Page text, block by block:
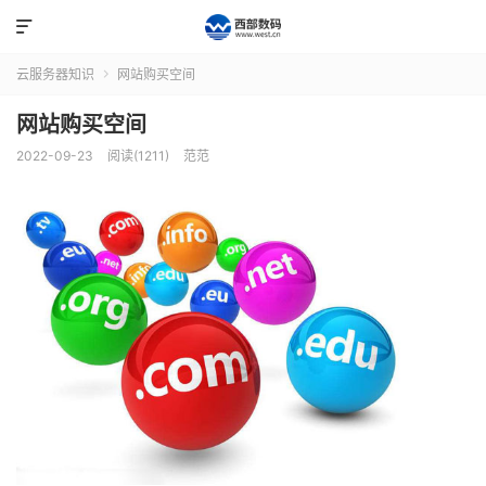

云服务器知识  网站购买空间
网站购买空间
2022-09-23 阅读(1211) 范范